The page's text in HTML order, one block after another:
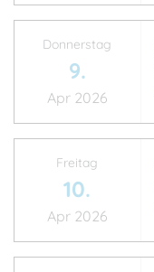
Donnerstag
9.
Apr 2026
Freitag
10.
Apr 2026